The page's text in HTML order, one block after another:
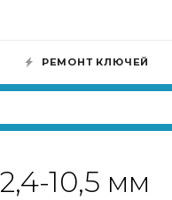
РЕМОНТ КЛЮЧЕЙ
10,5 мм